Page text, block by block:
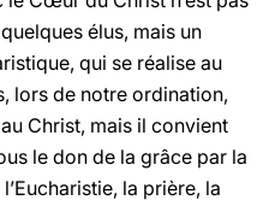
élus, mais un
qui se réalise au
lors de notre ordination,
Christ, mais il convient
le don de la grâce par la
la prière, la